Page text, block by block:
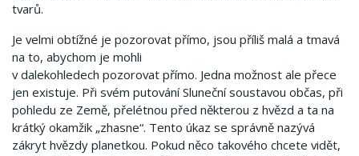
tvarů.
Je velmi obtížné je pozorovat přímo, jsou příliš malá a tmavá
na to, abychom je mohli
v dalekohledech pozorovat přímo. Jedna možnost ale přece
jen existuje. Při svém putování Sluneční soustavou občas, při
pohledu ze Země, přelétnou před některou z hvězd a ta na
krátký okamžik „zhasne“. Tento úkaz se správně nazývá
zákryt hvězdy planetkou. Pokud něco takového chcete vidět,